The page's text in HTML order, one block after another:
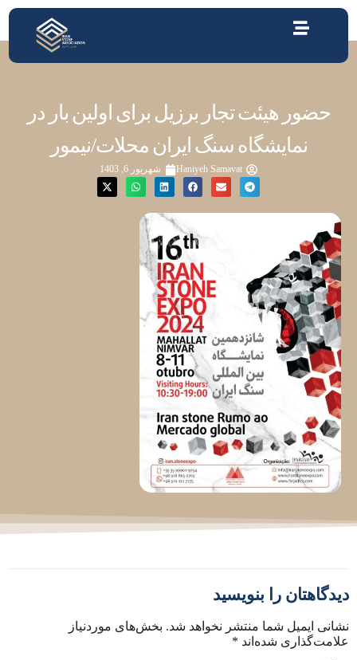
حضور هیئت تجار برزیل برای اولین بار در
نمایشگاه سنگ ایران محلات/نیمور
Haniyeh Samavat شهریور 6, 1403
دیدگاهتان را بنویسید
نشانی ایمیل شما منتشر نخواهد شد. بخش‌های موردنیاز
علامت‌گذاری شده‌اند *